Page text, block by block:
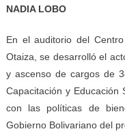
NADIA LOBO
En el auditorio del
Otaiza, se desarrolló el
y ascenso de cargos de
Capacitación y Educación
con las políticas de
Gobierno Bolivariano del